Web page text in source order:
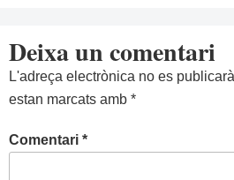
Deixa un comentari
L'adreça electrònica no es
estan marcats amb *
Comentari *